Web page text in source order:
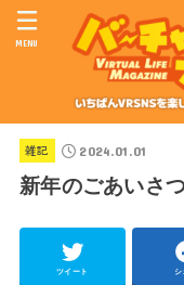
MENU
雑記 2024.01.01
新年のごあいさ
ツイート シ